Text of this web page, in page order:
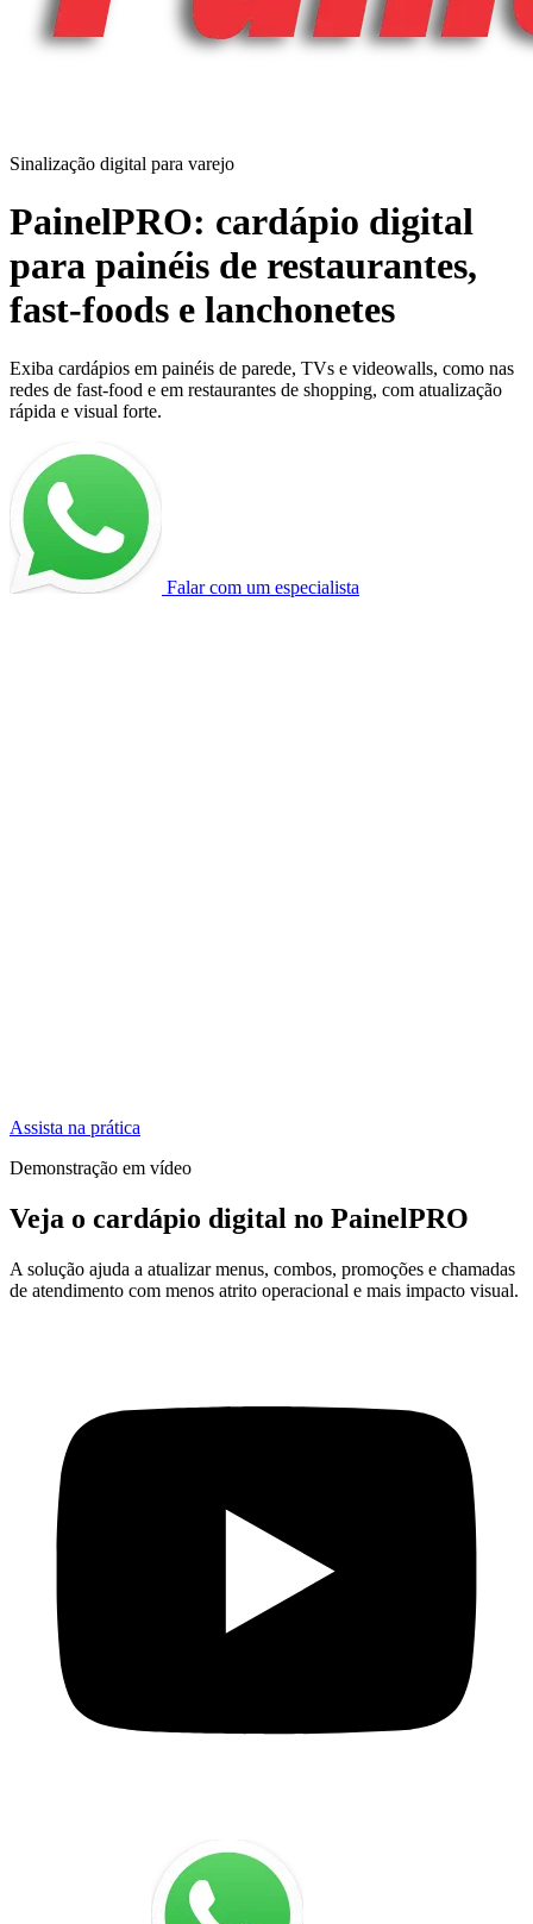
Sinalização digital para varejo
PainelPRO: cardápio digital
para painéis de restaurantes,
fast-foods e lanchonetes
Exiba cardápios em painéis de parede, TVs e videowalls, como nas
redes de fast-food e em restaurantes de shopping, com atualização
rápida e visual forte.
Falar com um especialista
Assista na prática
Demonstração em vídeo
Veja o cardápio digital no PainelPRO
A solução ajuda a atualizar menus, combos, promoções e chamadas
de atendimento com menos atrito operacional e mais impacto visual.